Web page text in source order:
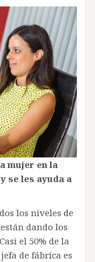
mujer en la
se les ayuda a
los niveles de
dando los
el 50% de la
de fábrica es